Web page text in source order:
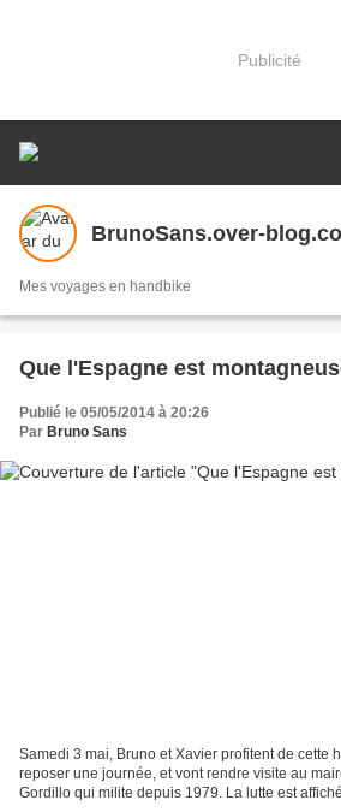
Publicité
BrunoSans.over-
Mes voyages en handbike
Que l'Espagne est
Publié le 05/05/2014 à 20:26
Par Bruno Sans
Samedi 3 mai, Bruno et Xavier profitent de cette
reposer une journée, et vont rendre visite au
Gordillo qui milite depuis 1979. La lutte est